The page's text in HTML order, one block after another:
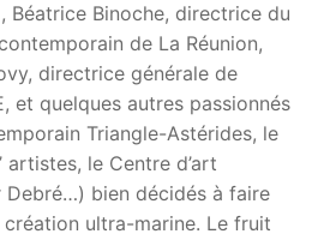
Béatrice Binoche, directrice du
de La Réunion,
directrice générale de
et quelques autres passionnés
Triangle-Astérides, le
artistes, le Centre d’art
Debré…) bien décidés à faire
ultra-marine. Le fruit